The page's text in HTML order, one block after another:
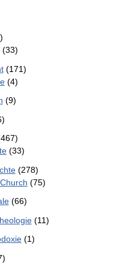
(33)
(171)
(4)
(9)
(33)
(278)
(75)
(66)
(11)
(1)